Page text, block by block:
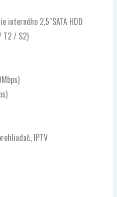
interného 2,5″SATA HDD
T2 / S2)
)
, IPTV